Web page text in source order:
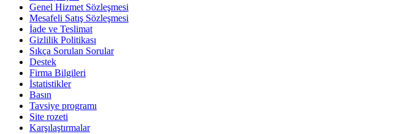
Genel Hizmet Sözleşmesi
Mesafeli Satış Sözleşmesi
İade ve Teslimat
Gizlilik Politikası
Sıkça Sorulan Sorular
Destek
Firma Bilgileri
İstatistikler
Basın
Tavsiye programı
Site rozeti
Karşılaştırmalar